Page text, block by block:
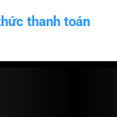
thanh toán